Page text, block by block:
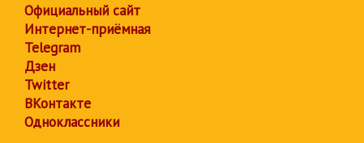
Официальный сайт
Интернет-приёмная
Telegram
Дзен
Twitter
ВКонтакте
Одноклассники